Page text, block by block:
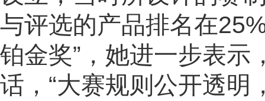
与评选的产品排名在
铂金奖”，她进一步表
话，“大赛规则公开透明